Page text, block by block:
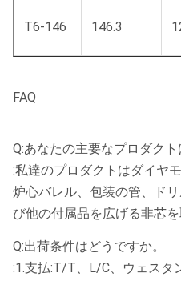
T6-146 146.3
FAQ
Q:あなたの主要なプロダクト
:私達のプロダクトはダイヤ
炉心バレル、包装の管、ド
び他の付属品を広げる非芯
Q:出荷条件はどうですか。
:1.支払:T/T、L/C、ウェスタ